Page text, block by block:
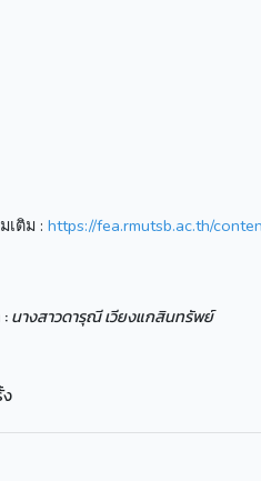
เติม : https://fea.rmutsb.ac.th/
:นางสาวดารุณี เวียงแกสินทรัพย์